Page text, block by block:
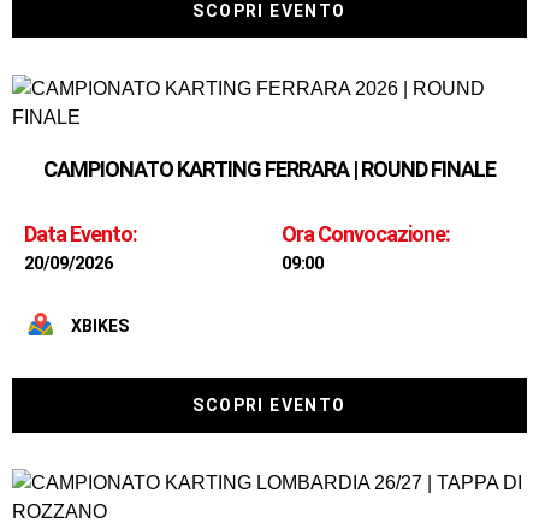
SCOPRI EVENTO
CAMPIONATO KARTING FERRARA | ROUND FINALE
Data Evento:
20/09/2026
Ora Convocazione:
09:00
XBIKES
SCOPRI EVENTO